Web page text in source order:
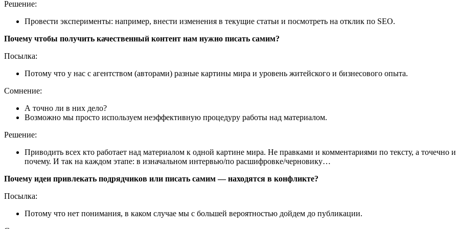
Решение:
Провести эксперименты: например, внести изменения в текущие статьи и посмотреть на отклик по SEO.
Почему чтобы получить качественный контент нам нужно писать самим?
Посылка:
Потому что у нас с агентством (авторами) разные картины мира и уровень житейского и бизнесового опыта.
Сомнение:
А точно ли в них дело?
Возможно мы просто используем неэффективную процедуру работы над материалом.
Решение:
Приводить всех кто работает над материалом к одной картине мира. Не правками и комментариями по тексту, а точечно
почему. И так на каждом этапе: в изначальном интервью/по расшифровке/черновику…
Почему идеи привлекать подрядчиков или писать самим — находятся в конфликте?
Посылка:
Потому что нет понимания, в каком случае мы с большей вероятностью дойдем до публикации.